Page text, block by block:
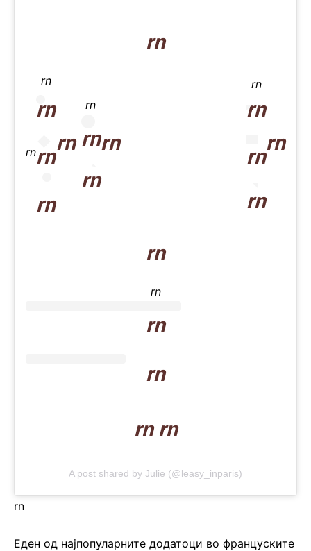
rn
rn
rn
rn
rn
rn
rn
rn
rn
rn
rn
rn
rn
rn
rn
rn
rn
rn
rn
rn
rn rn
A post shared by Julie (@leasy_inparis)
rn
Еден од најпопуларните додатоци во француските